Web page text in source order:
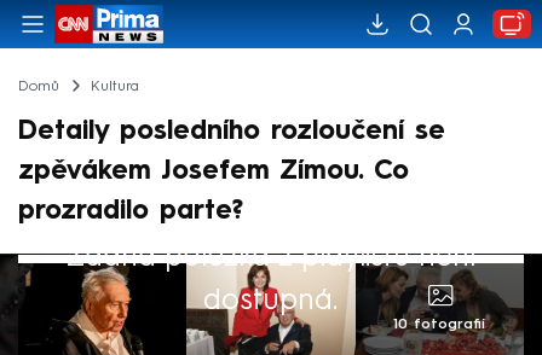
Domů Kultura
Detaily posledního rozloučení se
zpěvákem Josefem Zímou. Co
prozradilo parte?
Žádná položka z playlistu není
dostupná.
10 fotografií